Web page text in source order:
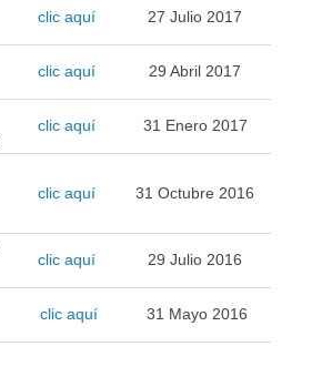
clic aquí 27 Julio 2017
clic aquí 29 Abril 2017
clic aquí 31 Enero 2017
clic aquí 31 Octubre 2016
clic aquí 29 Julio 2016
clic aquí 31 Mayo 2016